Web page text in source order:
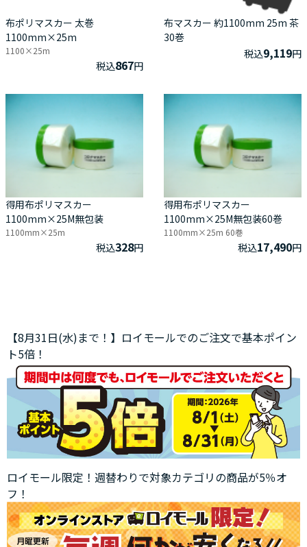
布ポリマスカー 太巻
1100mm×25m
1100×25m
税込867円
布マスカー 約1100mm 25m 茶
30巻
税込9,119円
得用布ポリマスカー
1100mm×25M無包装
1100mm×25m
税込328円
得用布ポリマスカー
1100mm×25M無包装60巻
1100mm×25m 60巻
税込17,490円
【8月31日(水)まで！】ロイモールでのご注文で基本ポイン
ト5倍！
ロイモール限定！週替わりで対象カテゴリの商品が5％オ
フ！